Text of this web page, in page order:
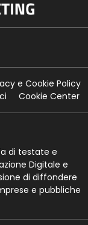
e Cookie Policy
Cookie Center
di testate e
Digitale e
di diffondere
e pubbliche